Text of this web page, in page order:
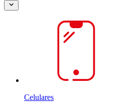
Celulares